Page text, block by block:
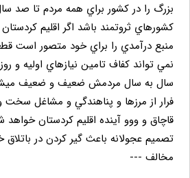
بزرگ را در كشور براي همه مردم تا صد
كشورهاي ثروتمند باشد اگر اقليم
منبع درآمدي را براي خود متصور است
نمي تواند كفاف تامين نيازهاي اوليه و
سال به سال مردمش ضعيف و ضعيف
فرار از مرزها و پناهندگي و مشاغل سخت
قاچاق و ووو آينده اقليم كردستان
تصميم عجولانه باعث گير كردن در
مخالف ---